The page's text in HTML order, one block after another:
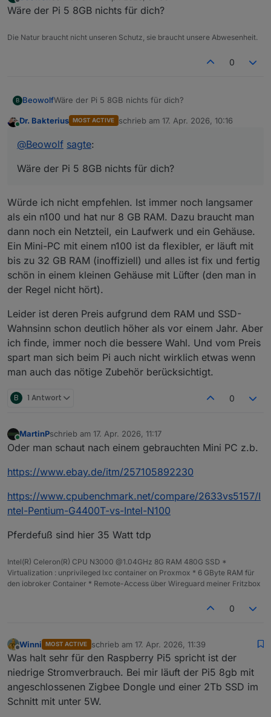
Offline
Wäre der Pi 5 8GB nichts für dich?
Die Natur braucht nicht unseren Schutz, sie braucht unsere Abwesenheit.
0
B BeowolfWäre der Pi 5 8GB nichts für dich?
Online
Dr. Bakterius MOST ACTIVE schrieb am 17. Apr. 2026, 10:16
zuletzt editiert von
@Beowolf sagte:
Wäre der Pi 5 8GB nichts für dich?
Würde ich nicht empfehlen. Ist immer noch langsamer
als ein n100 und hat nur 8 GB RAM. Dazu braucht man
dann noch ein Netzteil, ein Laufwerk und ein Gehäuse.
Ein Mini-PC mit einem n100 ist da flexibler, er läuft mit
bis zu 32 GB RAM (inoffiziell) und alles ist fix und fertig
schön in einem kleinen Gehäuse mit Lüfter (den man in
der Regel nicht hört).
Leider ist deren Preis aufgrund dem RAM und SSD-
Wahnsinn schon deutlich höher als vor einem Jahr. Aber
ich finde, immer noch die bessere Wahl. Und vom Preis
spart man sich beim Pi auch nicht wirklich etwas wenn
man auch das nötige Zubehör berücksichtigt.
B 1 Antwort 0
Online
MartinPschrieb am 17. Apr. 2026, 11:17
zuletzt editiert von
Oder man schaut nach einem gebrauchten Mini PC z.b.
https://www.ebay.de/itm/257105892230
https://www.cpubenchmark.net/compare/2633vs5157/I
ntel-Pentium-G4400T-vs-Intel-N100
Pferdefuß sind hier 35 Watt tdp
Intel(R) Celeron(R) CPU N3000 @1.04GHz 8G RAM 480G SSD *
Virtualization : unprivileged lxc container on Proxmox * 6 GByte RAM für
den iobroker Container * Remote-Access über Wireguard meiner Fritzbox
0
Offline
Winni MOST ACTIVE schrieb am 17. Apr. 2026, 11:39
zuletzt editiert von
Was halt sehr für den Raspberry Pi5 spricht ist der
niedrige Stromverbrauch. Bei mir läuft der Pi5 8gb mit
angeschlossenen Zigbee Dongle und einer 2Tb SSD im
Schnitt mit unter 5W.